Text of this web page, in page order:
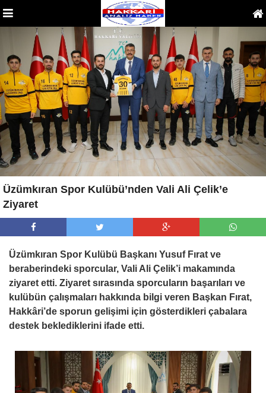
Üzümkıran Spor Kulübü’nden Vali Ali Çelik’e
Ziyaret
Üzümkıran Spor Kulübü Başkanı Yusuf Fırat ve
beraberindeki sporcular, Vali Ali Çelik’i makamında
ziyaret etti. Ziyaret sırasında sporcuların başarıları ve
kulübün çalışmaları hakkında bilgi veren Başkan Fırat,
Hakkâri’de sporun gelişimi için gösterdikleri çabalara
destek beklediklerini ifade etti.